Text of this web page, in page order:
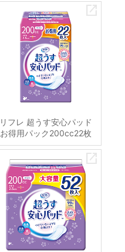
リフレ 超うす安心パッド
お得用パック200cc22枚